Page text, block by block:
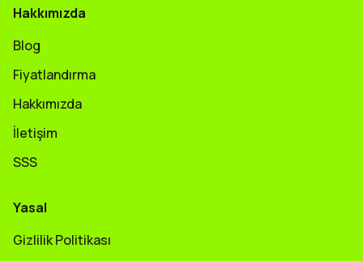
Hakkımızda
Blog
Fiyatlandırma
Hakkımızda
İletişim
SSS
Yasal
Gizlilik Politikası